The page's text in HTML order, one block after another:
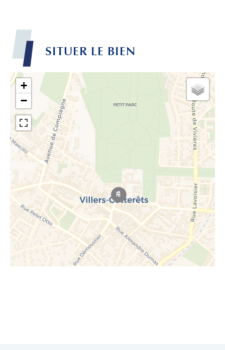
SITUER LE BIEN
+
−